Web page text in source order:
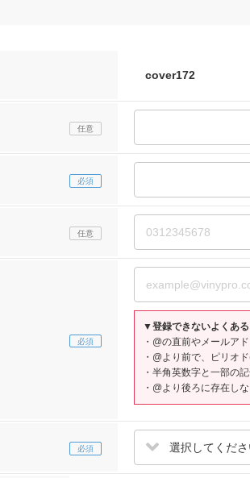
▼登録できないよくあ
・@の直前やメールア
・@より前で、ピリオ
・半角英数字と一部の
・@より後ろに存在し
選択してくだ